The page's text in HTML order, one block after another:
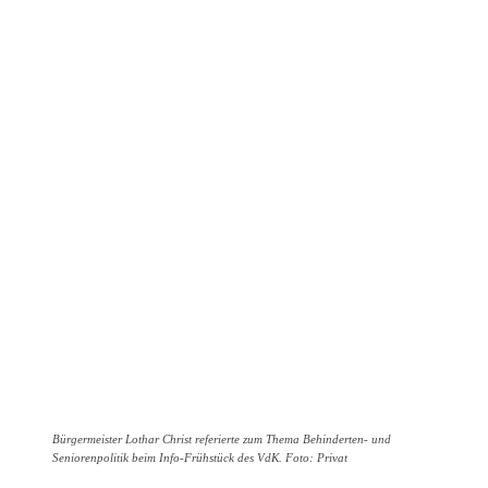
Bürgermeister Lothar Christ referierte zum Thema Behinderten- und
Seniorenpolitik beim Info-Frühstück des VdK. Foto: Privat